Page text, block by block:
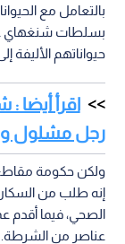
بالتعامل مع
بسلطات شنغهاي
حيواناتهم الأليفة
اقرأ أيضا :
رجل مشلول
ولكن حكومة
إنه طلب من
الصحي، فيما أقدم
عناصر من الشرطة.